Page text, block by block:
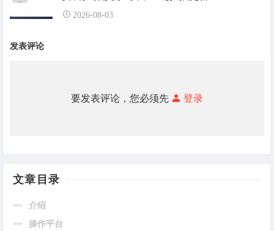
2026-08-03
发表评论
要发表评论，您必须先 登录
文章目录
介绍
操作平台